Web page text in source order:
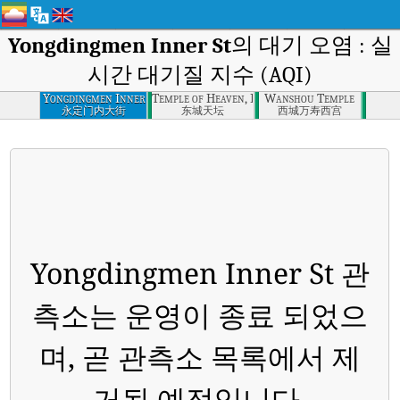
Yongdingmen Inner St의 대기 오염 : 실
시간 대기질 지수 (AQI)
Yongdingmen Inner
St
永定门内大街
Temple of Heaven, Dongcheng
东城天坛
Wanshou Temple
西城万寿西宫
Yongdingmen Inner St 관
측소는 운영이 종료 되었으
며, 곧 관측소 목록에서 제